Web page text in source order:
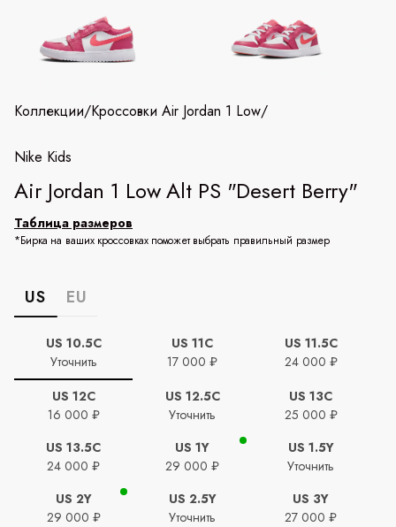
Коллекции/Кроссовки Air Jordan 1 Low/
Nike Kids
Air Jordan 1 Low Alt PS "Desert Berry"
Таблица размеров
*Бирка на ваших кроссовках поможет выбрать правильный размер
US EU
US 10.5C
Уточнить
US 11C
17 000 ₽
US 11.5C
24 000 ₽
US 12C
16 000 ₽
US 12.5C
Уточнить
US 13C
25 000 ₽
US 13.5C
24 000 ₽
US 1Y
29 000 ₽
US 1.5Y
Уточнить
US 2Y
29 000 ₽
US 2.5Y
Уточнить
US 3Y
27 000 ₽